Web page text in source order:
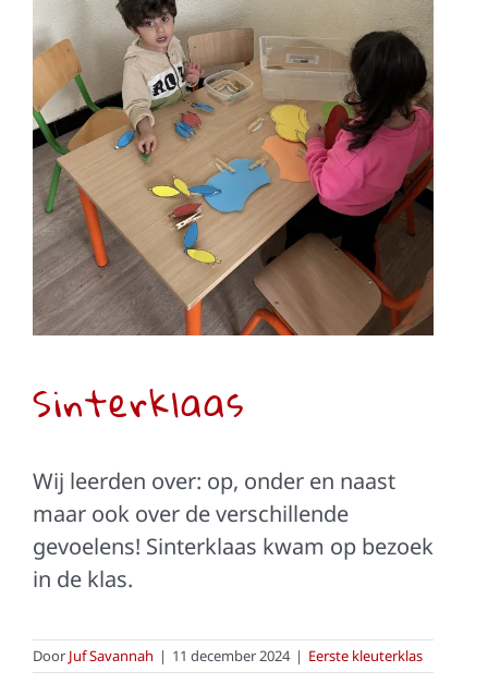
Sinterklaas
Eerste kleuterklas
Sinterklaas
Wij leerden over: op, onder en naast
maar ook over de verschillende
gevoelens! Sinterklaas kwam op bezoek
in de klas.
Door Juf Savannah | 11 december 2024 | Eerste kleuterklas